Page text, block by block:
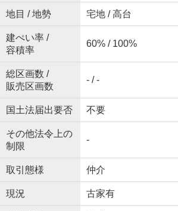
地目 / 地勢 宅地 / 高台
建ぺい率 /
容積率
60% / 100%
総区画数 /
販売区画数
- / -
国土法届出要否 不要
その他法令上の
制限
-
取引態様 仲介
現況 古家有